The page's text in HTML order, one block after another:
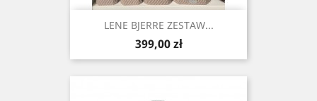
LENE BJERRE ZESTAW...
Cena
399,00 zł